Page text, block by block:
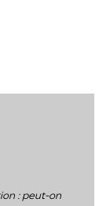
: peut-on